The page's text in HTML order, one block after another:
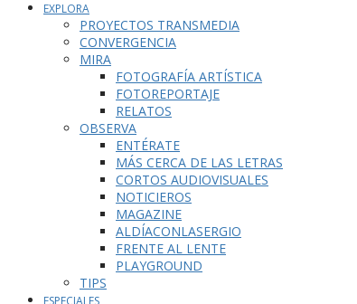
EXPLORA
PROYECTOS TRANSMEDIA
CONVERGENCIA
MIRA
FOTOGRAFÍA ARTÍSTICA
FOTOREPORTAJE
RELATOS
OBSERVA
ENTÉRATE
MÁS CERCA DE LAS LETRAS
CORTOS AUDIOVISUALES
NOTICIEROS
MAGAZINE
ALDÍACONLASERGIO
FRENTE AL LENTE
PLAYGROUND
TIPS
ESPECIALES